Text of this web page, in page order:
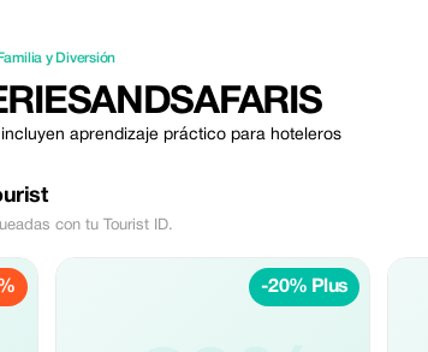
Familia y Diversión
aprendizaje práctico para hoteleros
con tu Tourist ID.
-20% Plus